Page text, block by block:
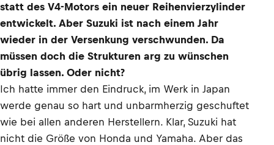
statt des V4-Motors ein neuer Reihenvierzylinder
entwickelt. Aber Suzuki ist nach einem Jahr
wieder in der Versenkung verschwunden. Da
müssen doch die Strukturen arg zu wünschen
übrig lassen. Oder nicht?
Ich hatte immer den Eindruck, im Werk in Japan
werde genau so hart und unbarmherzig geschuftet
wie bei allen anderen Herstellern. Klar, Suzuki hat
nicht die Größe von Honda und Yamaha. Aber das